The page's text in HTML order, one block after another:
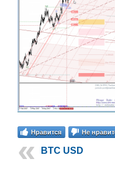
Нравится Не
BTC USD